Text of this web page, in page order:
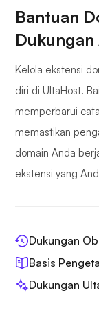
Bantuan
Dukungan
Kelola ekstensi
diri di UltaHost.
memperbarui
memastikan
domain Anda
ekstensi yang
Dukungan
Basis
Dukungan